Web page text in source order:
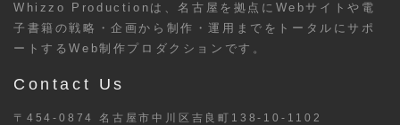
Whizzo Productionは、名古屋を拠点にWebサイトや電
子書籍の戦略・企画から制作・運用までをトータルにサポ
ートするWeb制作プロダクションです。
Contact Us
〒454-0874 名古屋市中川区吉良町138-10-1102